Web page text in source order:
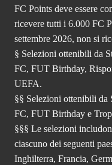
FC Points deve essere
ricevere tutti i 6.000 FC
settembre 2026, non si
§ Selezioni ottenibili da
FC, FUT Birthday,
UEFA.
§§ Selezioni ottenibili da
FC, FUT Birthday e
§§§ Le selezioni
ciascuno dei seguenti
Inghilterra, Francia,